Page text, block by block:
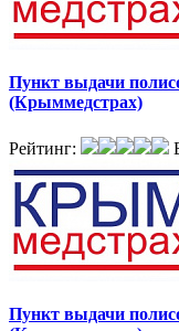
Пункт выдачи
(Крыммедстрах)
Рейтинг:
Пункт выдачи